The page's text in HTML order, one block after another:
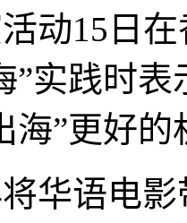
动15日
”实践时
海”更好
语电影